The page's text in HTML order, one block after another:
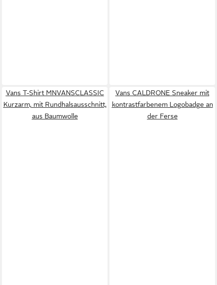
Vans T-Shirt MNVANSCLASSIC
Kurzarm, mit Rundhalsausschnitt,
aus Baumwolle
Vans CALDRONE Sneaker mit
kontrastfarbenem Logobadge an
der Ferse